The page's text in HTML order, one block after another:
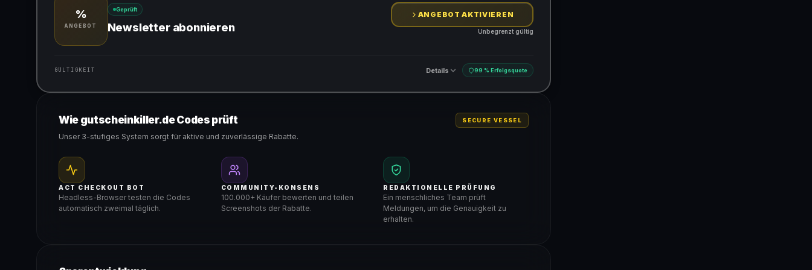
%
ANGEBOT
Geprüft
Newsletter abonnieren
ANGEBOT AKTIVIEREN
Unbegrenzt gültig
GÜLTIGKEIT Details 99 % Erfolgsquote
Gültig für teilnehmende Produkte
Wie gutscheinkiller.de Codes prüft
Unser 3-stufiges System sorgt für aktive und zuverlässige Rabatte.
SECURE VESSEL
ACT CHECKOUT BOT
Headless-Browser testen die Codes
automatisch zweimal täglich.
COMMUNITY-KONSENS
100.000+ Käufer bewerten und teilen
Screenshots der Rabatte.
REDAKTIONELLE PRÜFUNG
Ein menschliches Team prüft
Meldungen, um die Genauigkeit zu
erhalten.